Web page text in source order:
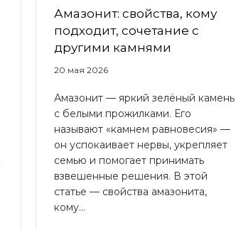
Амазонит: свойства, кому
подходит, сочетание с
другими камнями
20 мая 2026
Амазонит — яркий зелёный камень
с белыми прожилками. Его
называют «камнем равновесия» —
он успокаивает нервы, укрепляет
семью и помогает принимать
взвешенные решения. В этой
статье — свойства амазонита,
кому...